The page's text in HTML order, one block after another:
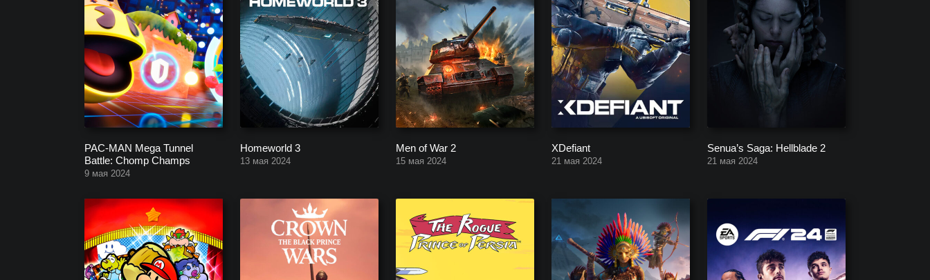
PAC-MAN Mega Tunnel
Battle: Chomp Champs
9 мая 2024
Homeworld 3
13 мая 2024
Men of War 2
15 мая 2024
XDefiant
21 мая 2024
Senua’s Saga: Hellblade 2
21 мая 2024